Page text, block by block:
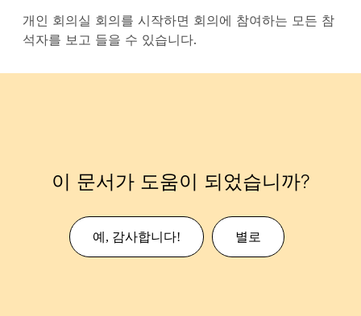
개인 회의실 회의를 시작하면 회의에 참여하는 모든 참
석자를 보고 들을 수 있습니다.
이 문서가 도움이 되었습니까?
예, 감사합니다! 별로